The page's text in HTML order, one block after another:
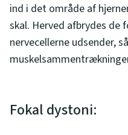
ind i det område af
skal. Herved afbrydes de
nervecellerne udsender,
Fokal dystoni: